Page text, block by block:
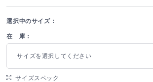
選択中のサイズ：
在 庫：
サイズを選択してください
サイズスペック